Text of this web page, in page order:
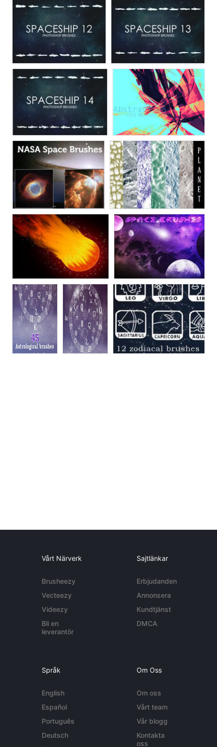
Vårt Närverk
Brusheezy
Vecteezy
Videezy
Bli en
leverantör
Sajtlänkar
Erbjudanden
Annonsera
Kundtjänst
DMCA
Språk
English
Español
Português
Deutsch
Om Oss
Om oss
Vårt team
Vår blogg
Kontakta
oss